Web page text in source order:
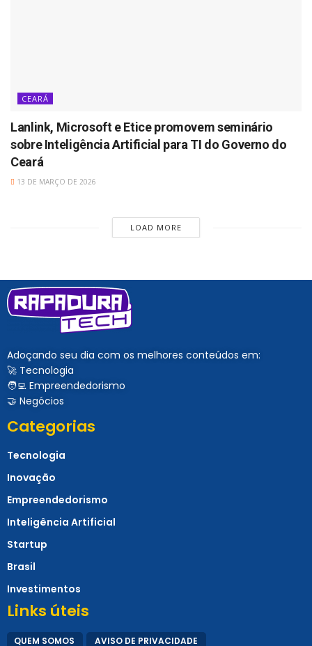
CEARÁ
Lanlink, Microsoft e Etice promovem seminário
sobre Inteligência Artificial para TI do Governo do
Ceará
13 DE MARÇO DE 2026
LOAD MORE
Adoçando seu dia com os melhores conteúdos em:
🚀 Tecnologia
🧑‍💻 Empreendedorismo
🤝 Negócios
Categorias
Tecnologia
Inovação
Empreendedorismo
Inteligência Artificial
Startup
Brasil
Investimentos
Links úteis
QUEM SOMOS AVISO DE PRIVACIDADE